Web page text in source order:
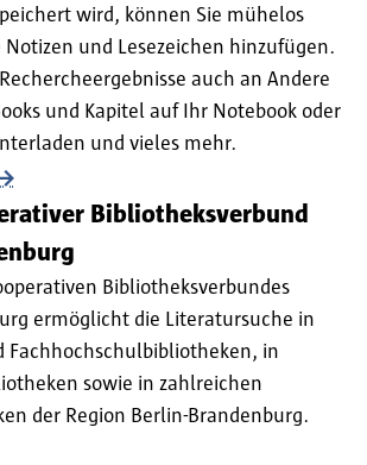
wird, können Sie mühelos
und Lesezeichen hinzufügen.
auch an Andere
und Kapitel auf Ihr Notebook oder
und vieles mehr.
Bibliotheksverbund
Bibliotheksverbundes
ermöglicht die Literatursuche in
Fachhochschulbibliotheken, in
sowie in zahlreichen
der Region Berlin-Brandenburg.